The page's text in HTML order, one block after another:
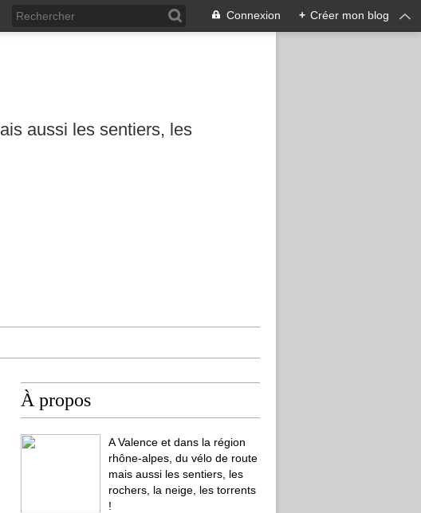
Connexion + Créer mon blog
aussi les sentiers, les
À propos
A Valence et dans la région
rhône-alpes, du vélo de route
mais aussi les sentiers, les
rochers, la neige, les torrents
!